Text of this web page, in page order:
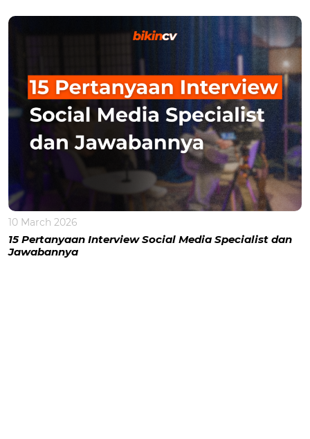
10 March 2026
15 Pertanyaan Interview Social Media Specialist dan
Jawabannya